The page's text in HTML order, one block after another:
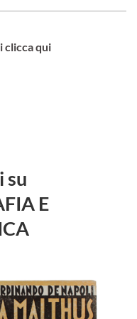
clicca qui
su
E